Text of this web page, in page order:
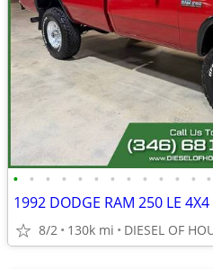
• • • • • • • • • • • • •
8/2 130k mi DIESEL OF